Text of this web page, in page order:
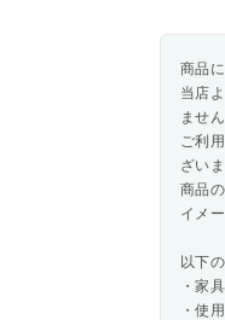
商品
当店
ません
ご利
ざいま
商品
イメ
以下
・家
・使